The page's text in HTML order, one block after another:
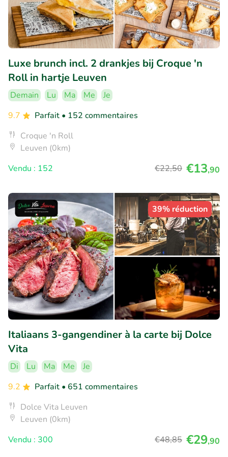
Luxe brunch incl. 2 drankjes bij Croque 'n
Roll in hartje Leuven
Demain Lu Ma Me
Je
9.7
Parfait • 152 commentaires
Croque 'n Roll
Leuven (0km)
Vendu : 152
€22,50 €13,90
39% réduction
Italiaans 3-gangendiner à la carte bij Dolce
Vita
Di Lu Ma Me
Je
9.2
Parfait • 651 commentaires
Dolce Vita Leuven
Leuven (0km)
Vendu : 300
€48,85 €29,90